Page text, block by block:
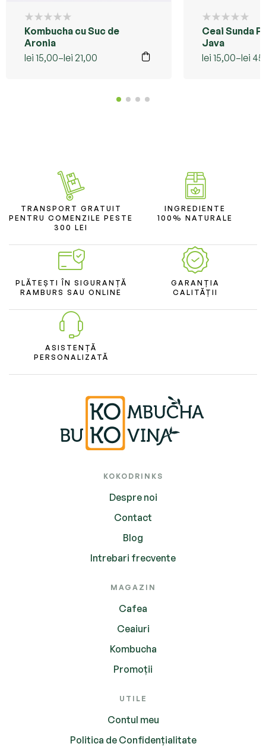
Kombucha cu Suc de
Aronia
lei 15,00–lei 21,00
Ceai Sunda
Java
lei 15,00–lei
TRANSPORT GRATUIT
PENTRU COMENZILE PESTE
300 LEI
INGREDIENTE
100% NATURALE
PLĂTEȘTI ÎN SIGURANȚĂ
RAMBURS SAU ONLINE
GARANȚIA
CALITĂȚII
ASISTENȚĂ
PERSONALIZATĂ
KOKODRINKS
Despre noi
Contact
Blog
Intrebari frecvente
MAGAZIN
Cafea
Ceaiuri
Kombucha
Promoții
UTILE
Contul meu
Politica de Confidențialitate